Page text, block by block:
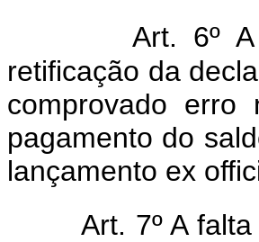
Art. 6º
retificação da
comprovado
pagamento do
lançamento ex
Art. 7º A